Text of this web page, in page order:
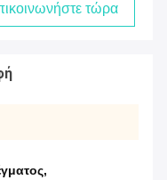
τώρα
,